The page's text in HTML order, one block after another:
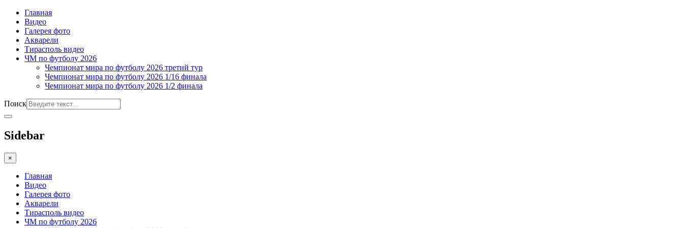
Главная
Видео
Галерея фото
Акварели
Тирасполь видео
ЧМ по футболу 2026
Чемпионат мира по футболу 2026 третий тур
Чемпионат мира по футболу 2026 1/16 финала
Чемпионат мира по футболу 2026 1/2 финала
Поиск
Sidebar
×
Главная
Видео
Галерея фото
Акварели
Тирасполь видео
ЧМ по футболу 2026